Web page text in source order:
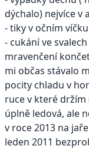
dýchalo) nejvíce v
- tiky v očním víčku
- cukání ve
mravenčení
mi občas stávalo
pocity chladu v
ruce v které držím
úplně ledová, ale
v roce 2013 na
leden 2011